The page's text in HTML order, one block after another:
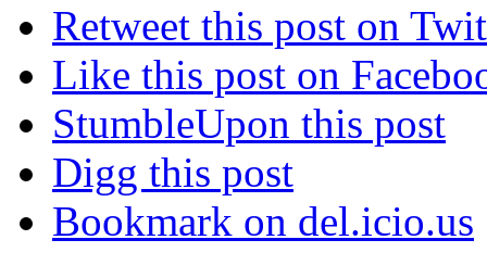
Retweet this post on
Like this post on
StumbleUpon this post
Digg this post
Bookmark on del.icio.us